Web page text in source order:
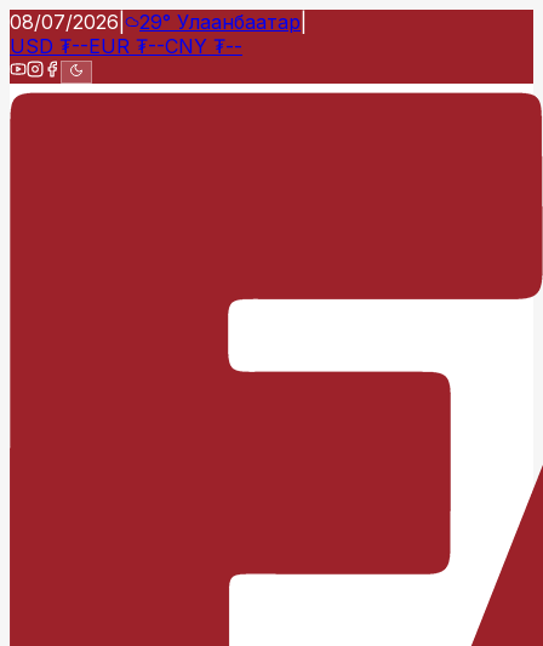
08/07/2026 29° Улаанбаатар
USD ₮--EUR ₮--CNY ₮--